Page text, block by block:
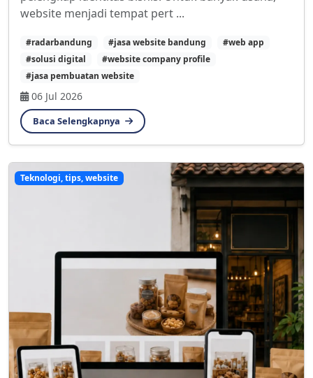
website menjadi tempat pert ...
#radarbandung #jasa website bandung
#web app
#solusi digital
#website company profile
#jasa pembuatan website
06 Jul 2026
Baca Selengkapnya
Teknologi, tips, website